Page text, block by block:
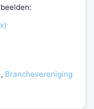
, Branchevereniging